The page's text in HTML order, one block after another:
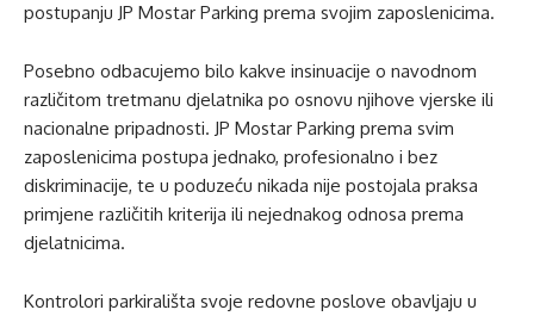
postupanju JP Mostar Parking prema svojim zaposlenicima.
Posebno odbacujemo bilo kakve insinuacije o navodnom
različitom tretmanu djelatnika po osnovu njihove vjerske ili
nacionalne pripadnosti. JP Mostar Parking prema svim
zaposlenicima postupa jednako, profesionalno i bez
diskriminacije, te u poduzeću nikada nije postojala praksa
primjene različitih kriterija ili nejednakog odnosa prema
djelatnicima.
Kontrolori parkirališta svoje redovne poslove obavljaju u